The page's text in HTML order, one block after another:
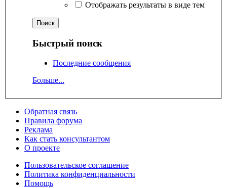
Отображать результаты в виде тем
Быстрый поиск
Последние сообщения
Больше...
Обратная связь
Правила форума
Реклама
Как стать консультантом
О проекте
Пользовательское соглашение
Политика конфиденциальности
Помощь